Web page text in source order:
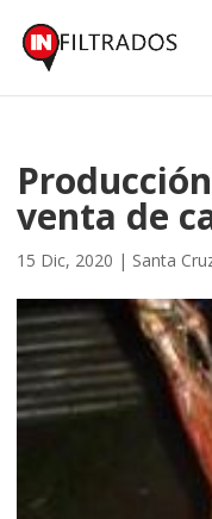
venta de
15 Dic, 2020 | Santa